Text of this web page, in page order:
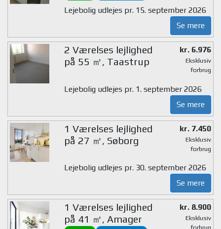
Lejebolig udlejes pr. 15. september 2026
Se mere
2 Værelses lejlighed
på 55 ㎡, Taastrup
kr. 6.976
Eksklusiv
forbrug
Lejebolig udlejes pr. 1. september 2026
Se mere
1 Værelses lejlighed
på 27 ㎡, Søborg
kr. 7.450
Eksklusiv
forbrug
Lejebolig udlejes pr. 30. september 2026
Se mere
1 Værelses lejlighed
på 41 ㎡, Amager
kr. 8.900
Eksklusiv
forbrug